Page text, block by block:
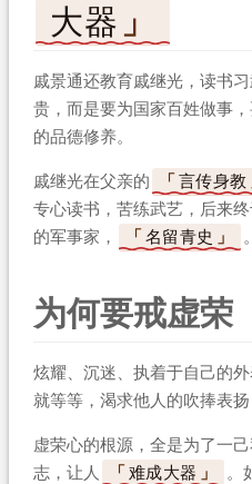
大器
戚景通还教育戚继光，读书
贵，而是要为国家百姓做事
的品德修养。
戚继光在父亲的 言传身教
专心读书，苦练武艺，后来
的军事家，
名留青史 。
为何要戒虚荣
炫耀、沉迷、执着于自己的
就等等，渴求他人的吹捧表扬
虚荣心的根源，全是为了一
志，让人
难成大器
。